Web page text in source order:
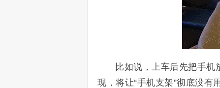
比如说，上车后先把手机
现，将让“手机支架”彻底没有